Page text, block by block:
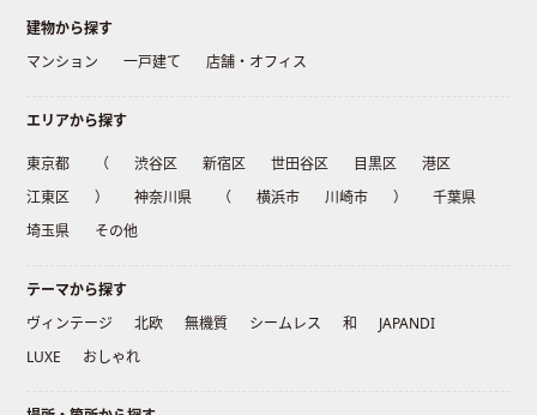
建物から探す
マンション
一戸建て 店舗・オフィス
エリアから探す
東京都 （ 渋谷区 新宿区 世田谷区 目黒区
港区
江東区
） 神奈川県 （ 横浜市 川崎市 ）
千葉県
埼玉県
その他
テーマから探す
ヴィンテージ
北欧 無機質 シームレス 和
JAPANDI
LUXE
おしゃれ